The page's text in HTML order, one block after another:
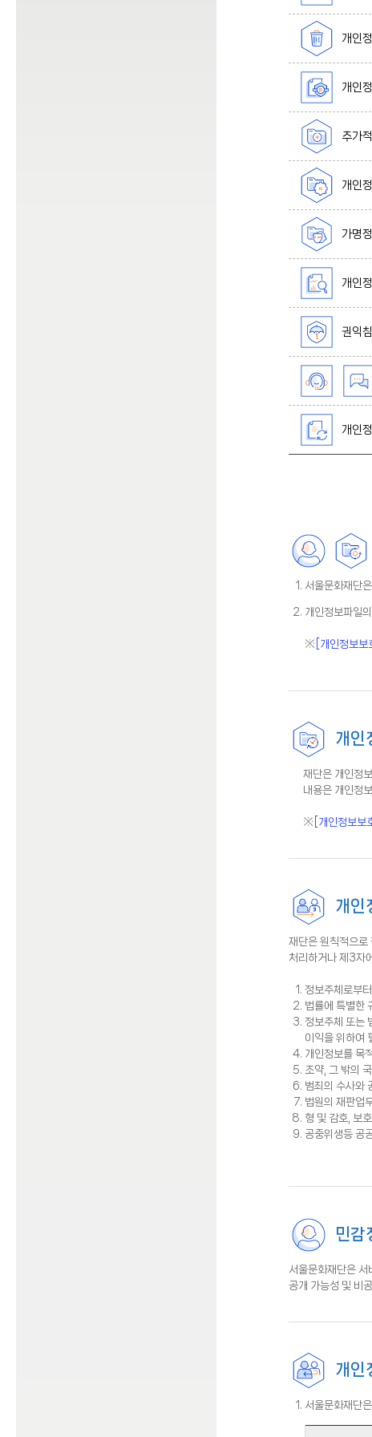
개인
개인
추가
개인
가명
개인
권익
개인
서울문화재단
개인정보파일
[개인정보
개인
재단은 개인정
내용은 개인정
[개인정보
개인
재단은 원칙적으로
처리하거나 제3자
정보주체로부
법률에 특별한
정보주체 또는
이익을 위하여
개인정보를 목
조약, 그 밖의
범죄의 수사와
법원의 재판업
형 및 감호, 보
공중위생등 공
민감
서울문화재단은 서
공개 가능성 및 비
개인
서울문화재단